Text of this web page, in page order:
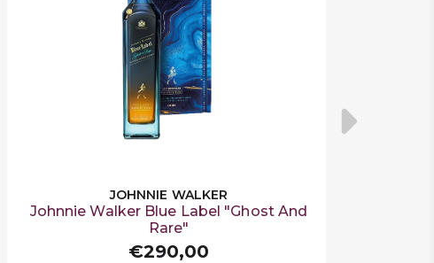
JOHNNIE WALKER
Johnnie Walker Blue Label "Ghost And
Rare"
€290,00